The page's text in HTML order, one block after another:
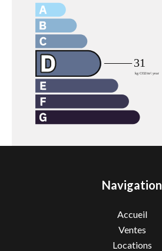
Navigation
Accueil
Ventes
Locations